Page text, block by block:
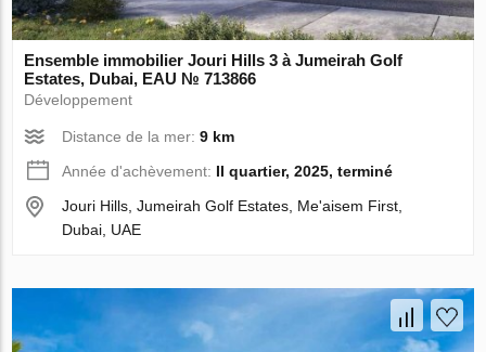
Ensemble immobilier Jouri Hills 3 à Jumeirah Golf
Estates, Dubai, EAU № 713866
Développement
Distance de la mer:9 km
Année d'achèvement: II quartier, 2025, terminé
Jouri Hills, Jumeirah Golf Estates, Me'aisem First,
Dubai, UAE